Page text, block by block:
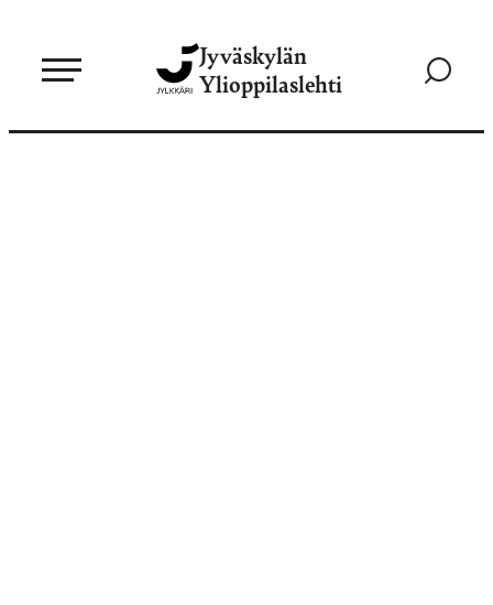
sisältöön
Jyväskylän
Ylioppilaslehti
Siirry